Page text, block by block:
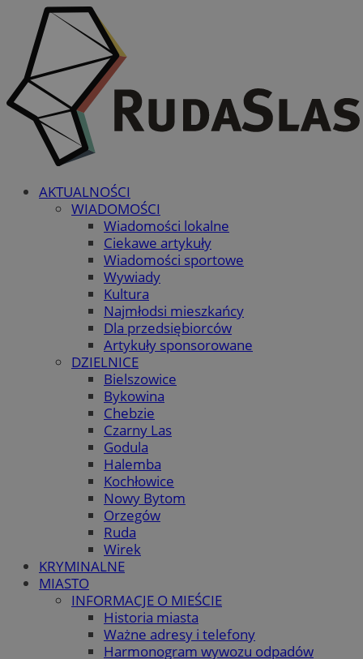
AKTUALNOŚCI
WIADOMOŚCI
Wiadomości lokalne
Ciekawe artykuły
Wiadomości sportowe
Wywiady
Kultura
Najmłodsi mieszkańcy
Dla przedsiębiorców
Artykuły sponsorowane
DZIELNICE
Bielszowice
Bykowina
Chebzie
Czarny Las
Godula
Halemba
Kochłowice
Nowy Bytom
Orzegów
Ruda
Wirek
KRYMINALNE
MIASTO
INFORMACJE O MIEŚCIE
Historia miasta
Ważne adresy i telefony
Harmonogram wywozu odpadów